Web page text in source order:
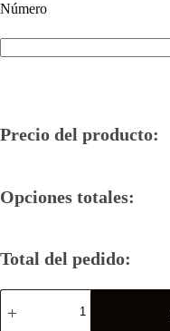
Número
Precio del producto:
Opciones totales:
Total del pedido:
Camiseta
Rugby